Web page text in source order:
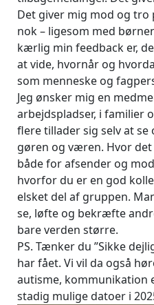
Det giver mig mod og tro
nok – ligesom med
kærlig min feedback er,
at vide, hvornår og
som menneske og
Jeg ønsker mig en
arbejdspladser, i familier
flere tillader sig selv at
gøren og væren. Hvor
både for afsender og
hvorfor du er en god
elsket del af gruppen.
se, løfte og bekræfte
bare verden større.
PS. Tænker du ”Sikke
har fået. Vi vil da også
autisme, kommunikation
stadig mulige datoer i